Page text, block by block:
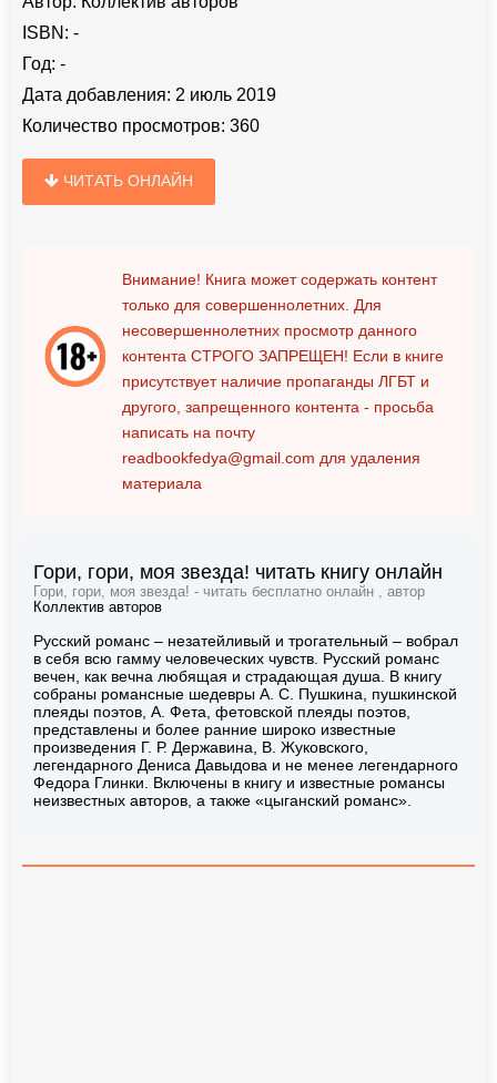
ISBN: -
Год: -
Дата добавления: 2 июль 2019
Количество просмотров: 360
ЧИТАТЬ ОНЛАЙН
Внимание! Книга может содержать контент
только для совершеннолетних. Для
несовершеннолетних просмотр данного
контента СТРОГО ЗАПРЕЩЕН! Если в книге
присутствует наличие пропаганды ЛГБТ и
другого, запрещенного контента - просьба
написать на почту
readbookfedya@gmail.com для удаления
материала
Гори, гори, моя звезда! читать книгу онлайн
Гори, гори, моя звезда! - читать бесплатно онлайн , автор
Коллектив авторов
Русский романс – незатейливый и трогательный – вобрал
в себя всю гамму человеческих чувств. Русский романс
вечен, как вечна любящая и страдающая душа. В книгу
собраны романсные шедевры А. С. Пушкина, пушкинской
плеяды поэтов, А. Фета, фетовской плеяды поэтов,
представлены и более ранние широко известные
произведения Г. Р. Державина, В. Жуковского,
легендарного Дениса Давыдова и не менее легендарного
Федора Глинки. Включены в книгу и известные романсы
неизвестных авторов, а также «цыганский романс».